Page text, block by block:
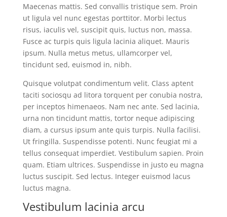
Maecenas mattis. Sed convallis tristique sem. Proin
ut ligula vel nunc egestas porttitor. Morbi lectus
risus, iaculis vel, suscipit quis, luctus non, massa.
Fusce ac turpis quis ligula lacinia aliquet. Mauris
ipsum. Nulla metus metus, ullamcorper vel,
tincidunt sed, euismod in, nibh.
Quisque volutpat condimentum velit. Class aptent
taciti sociosqu ad litora torquent per conubia nostra,
per inceptos himenaeos. Nam nec ante. Sed lacinia,
urna non tincidunt mattis, tortor neque adipiscing
diam, a cursus ipsum ante quis turpis. Nulla facilisi.
Ut fringilla. Suspendisse potenti. Nunc feugiat mi a
tellus consequat imperdiet. Vestibulum sapien. Proin
quam. Etiam ultrices. Suspendisse in justo eu magna
luctus suscipit. Sed lectus. Integer euismod lacus
luctus magna.
Vestibulum lacinia arcu